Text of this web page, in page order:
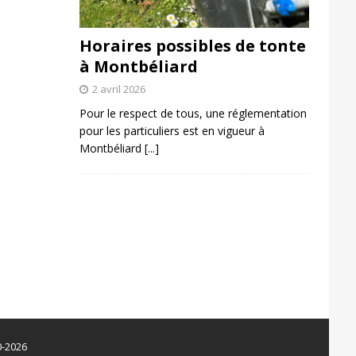
Horaires possibles de tonte
à Montbéliard
2 avril 2026
Pour le respect de tous, une réglementation
pour les particuliers est en vigueur à
Montbéliard [...]
2026